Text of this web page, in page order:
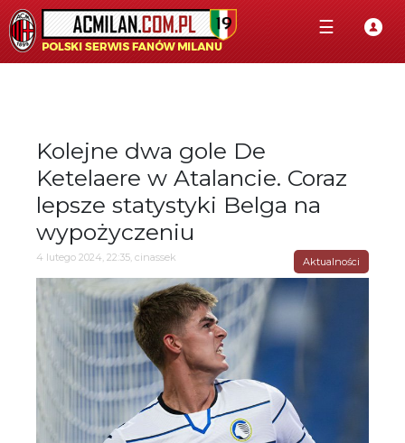
☰
Kolejne dwa gole De
Ketelaere w Atalancie. Coraz
lepsze statystyki Belga na
wypożyczeniu
4 lutego 2024, 22:35, cinassek Aktualności